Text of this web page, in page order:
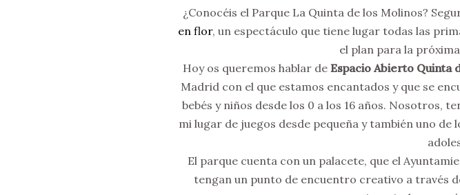
¿Conocéis el Parque La Quinta de los Molinos?
en flor, un espectáculo que tiene lugar todas las
el plan para la
Hoy os queremos hablar de Espacio Abierto Quinta
Madrid con el que estamos encantados y que se
bebés y niños desde los 0 a los 16 años. Nosotros,
mi lugar de juegos desde pequeña y también uno
El parque cuenta con un palacete, que el
tengan un punto de encuentro creativo a través